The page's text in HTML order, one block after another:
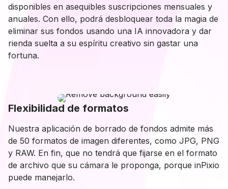
disponibles en asequibles suscripciones mensuales y
anuales. Con ello, podrá desbloquear toda la magia de
eliminar sus fondos usando una IA innovadora y dar
rienda suelta a su espíritu creativo sin gastar una
fortuna.
Flexibilidad de formatos
Nuestra aplicación de borrado de fondos admite más
de 50 formatos de imagen diferentes, como JPG, PNG
y RAW. En fin, que no tendrá que fijarse en el formato
de archivo que su cámara le proponga, porque inPixio
puede manejarlo.